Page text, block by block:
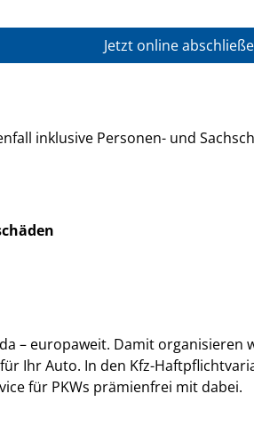
Jetzt online
inklusive Personen- und
– europaweit. Damit organisieren
Ihr Auto. In den Kfz-
für PKWs prämienfrei mit dabei.